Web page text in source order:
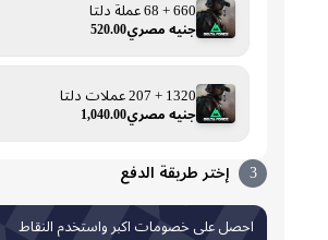
660 + 68 عملة دلتا
جنيه مصري520.00
1320 + 207 عملات دلتا
جنيه مصري1,040.00
إختر طريقة الدفع
احصل على خصومات اكبر واستخدم النقاط